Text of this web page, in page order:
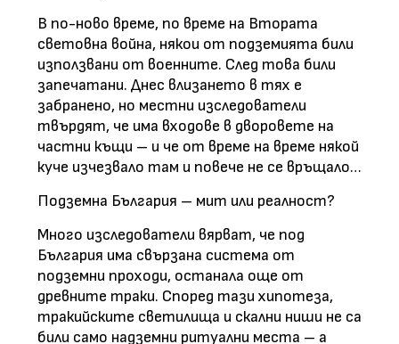
В по-ново време, по време на Втората
световна война, някои от подземията били
използвани от военните. След това били
запечатани. Днес влизането в тях е
забранено, но местни изследователи
твърдят, че има входове в дворовете на
частни къщи – и че от време на време някой
куче изчезвало там и повече не се връщало…
Подземна България – мит или реалност?
Много изследователи вярват, че под
България има свързана система от
подземни проходи, останала още от
древните траки. Според тази хипотеза,
тракийските светилища и скални ниши не са
били само надземни ритуални места – а